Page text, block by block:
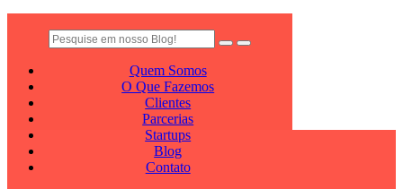
Quem Somos
O Que Fazemos
Clientes
Parcerias
Startups
Blog
Contato